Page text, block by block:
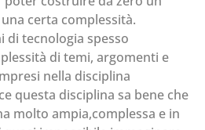
certa complessità.
di tecnologia spesso
di temi, argomenti e
nella disciplina
questa disciplina sa bene che
molto ampia,complessa e in